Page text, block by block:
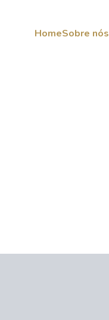
HomeSobre nós